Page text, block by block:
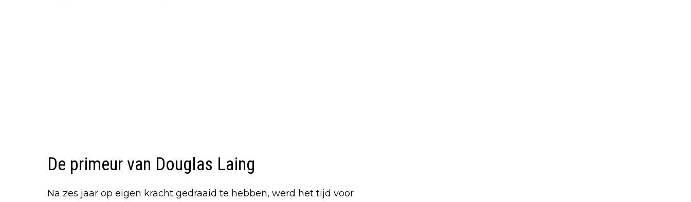
De primeur van Douglas Laing
Na zes jaar op eigen kracht gedraaid te hebben, werd het tijd voor